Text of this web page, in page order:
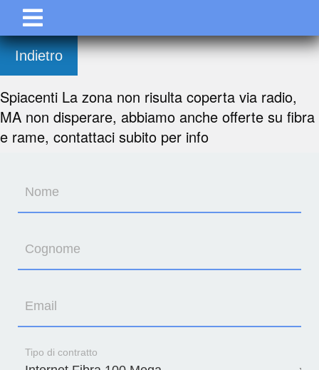
Indietro
Spiacenti La zona non risulta coperta via radio,
MA non disperare, abbiamo anche offerte su fibra
e rame, contattaci subito per info
Nome
Cognome
Email
Tipo di contratto